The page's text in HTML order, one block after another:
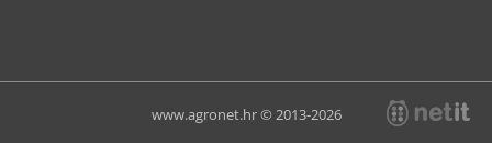
www.agronet.hr © 2013-2026